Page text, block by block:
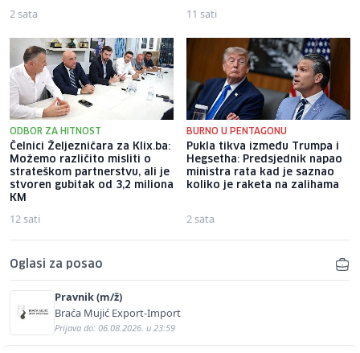
2 sata 11 sati
ODBOR ZA HITNOST
Čelnici Željezničara za Klix.ba:
Možemo različito misliti o
strateškom partnerstvu, ali je
stvoren gubitak od 3,2 miliona
KM
12 sati
BURNO U PENTAGONU
Pukla tikva između Trumpa i
Hegsetha: Predsjednik napao
ministra rata kad je saznao
koliko je raketa na zalihama
2 sata
Oglasi za posao
Pravnik (m/ž)
Braća Mujić Export-Import
Prijava do: 06.08.2026. u 23:59